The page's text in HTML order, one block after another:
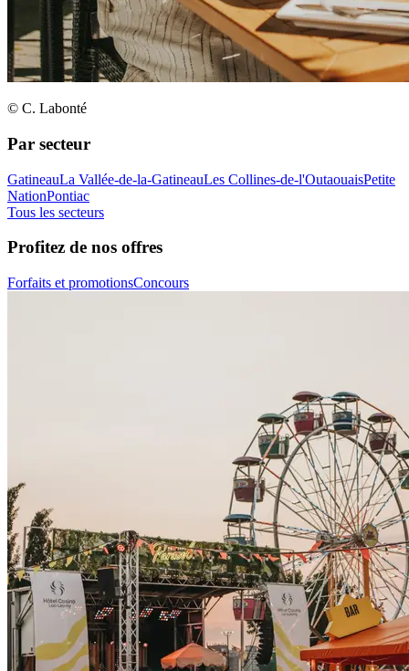
© C. Labonté
Par secteur
GatineauLa Vallée-de-la-GatineauLes Collines-de-l'OutaouaisPetite
NationPontiac
Tous les secteurs
Profitez de nos offres
Forfaits et promotionsConcours